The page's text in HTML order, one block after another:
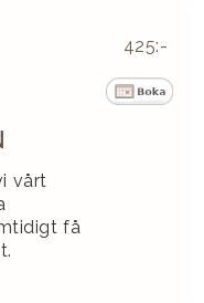
vårt
få
425:-